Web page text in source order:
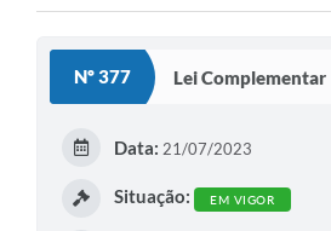
Nº 377 Lei Complementar
Data: 21/07/2023
Situação: EM VIGOR